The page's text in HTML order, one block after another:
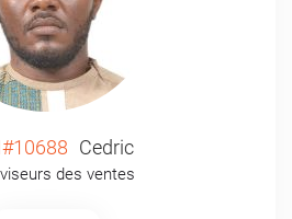
Cedric
des ventes